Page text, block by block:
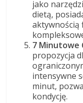
jako
dietą,
aktywnością
7 Minutowe
propozycja
intensywne
minut,
kondycję.